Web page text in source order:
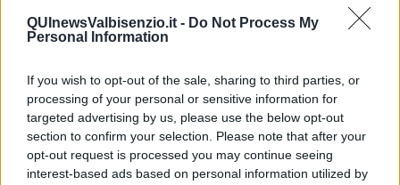
QUInewsValbisenzio.it - Do Not Process My
Personal Information
If you wish to opt-out of the sale, sharing to third parties, or
processing of your personal or sensitive information for
targeted advertising by us, please use the below opt-out
section to confirm your selection. Please note that after your
opt-out request is processed you may continue seeing
interest-based ads based on personal information utilized by
Nelle foto il cielo della domanda e il cielo del transito sul cielo del
nuovo anno a Wuhan)
Un ulteriore conferma sulla data del 17 marzo ci da anche il transito
della Luna nel segno del Capricorno che formerà un esatto trigono
con Venere in Toro poco dopo a mezzanotte tra il 17 e il 18 marzo,